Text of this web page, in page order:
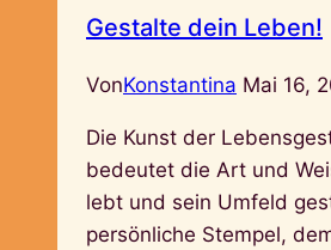
Gestalte dein Leben!
VonKonstantina Mai 16,
Die Kunst der
bedeutet die Art und
lebt und sein Umfeld
persönliche Stempel,